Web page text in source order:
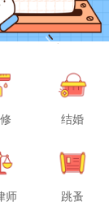
结婚
师 跳蚤